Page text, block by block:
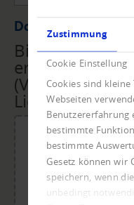
Zustimmung
Cookie Einstellung
Cookies sind
Webseiten
Benutzererfahrung
bestimmte
bestimmte
Gesetz können wir
speichern, wenn
unbedingt
Datei Upload
Bitte
erforderlichen
(Vollmacht,
Lieferscheine,
Für den Upload